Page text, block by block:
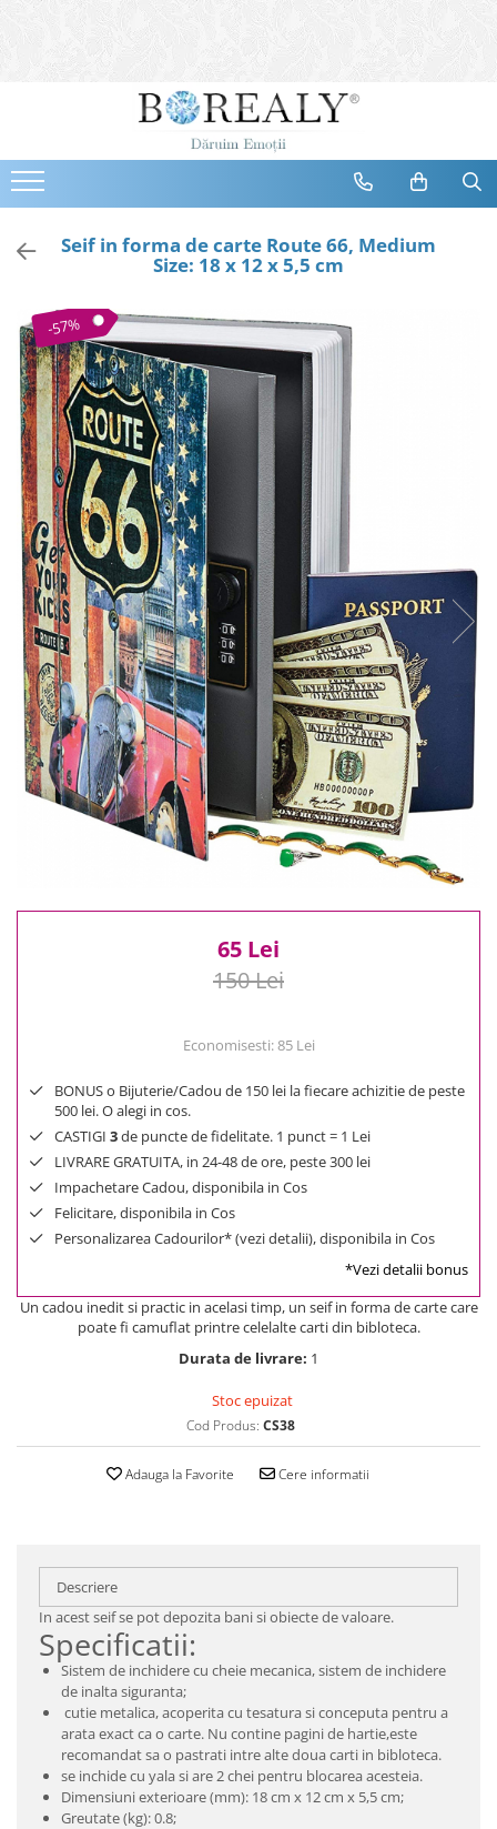
Bijuterii
Cercei
Bratari
Coliere
Tiare
Destinatari
Bijuterii Femei
Bijuterii Copii
Bijuterii Mirese
Selectii
Reduceri
Cele mai noi
Cele mai vandute
Cele mai votate
Cu video
Pret
0 Lei - 100 Lei
100 Lei - 200 Lei
200 Lei - 300 Lei
300 Lei - 500 Lei
500 Lei - 1000 Lei
Seif in forma de carte Route 66, Medium
Size: 18 x 12 x 5,5 cm
-57%
65 Lei
150 Lei
Economisesti:85 Lei
BONUS o Bijuterie/Cadou de 150 lei la fiecare achizitie de peste
500 lei. O alegi in cos.
CASTIGI 3de puncte de fidelitate. 1 punct = 1 Lei
LIVRARE GRATUITA, in 24-48 de ore, peste 300 lei
Impachetare Cadou, disponibila in Cos
Felicitare, disponibila in Cos
Personalizarea Cadourilor* (vezi detalii), disponibila in Cos
*Vezi detalii bonus
Un cadou inedit si practic in acelasi timp, un seif in forma de carte care
poate fi camuflat printre celelalte carti din bibloteca.
Durata de livrare: 1
Stoc epuizat
Cod Produs: CS38
Adauga la Favorite Cere informatii
Descriere
In acest seif se pot depozita bani si obiecte de valoare.
Specificatii:
Sistem de inchidere cu cheie mecanica, sistem de inchidere
de inalta siguranta;
cutie metalica, acoperita cu tesatura si conceputa pentru a
arata exact ca o carte. Nu contine pagini de hartie,este
recomandat sa o pastrati intre alte doua carti in bibloteca.
se inchide cu yala si are 2 chei pentru blocarea acesteia.
Dimensiuni exterioare (mm): 18 cm x 12 cm x 5,5 cm;
Greutate (kg): 0.8;